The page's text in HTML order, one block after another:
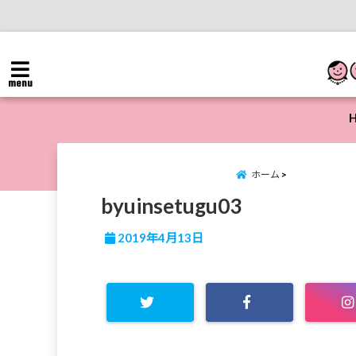
menu
ホーム
byuinsetugu03
2019年4月13日